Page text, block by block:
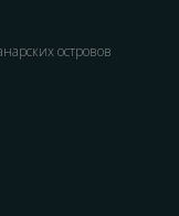
островов